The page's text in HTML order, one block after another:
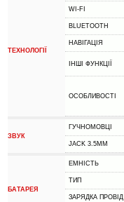
ТЕХНОЛОГІЇ
WI-FI
BLUETOOTH
НАВІГАЦІЯ
ІНШІ ФУНКЦІЇ
ОСОБЛИВОСТІ
ЗВУК
ГУЧНОМОВЦІ
JACK 3.5MM
БАТАРЕЯ
ЕМНІСТЬ
ТИП
ЗАРЯДКА ПРОВІД